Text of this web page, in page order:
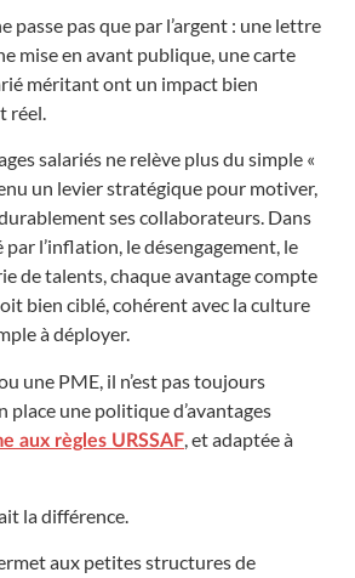
passe pas que par l’argent : une lettre
mise en avant publique, une carte
méritant ont un impact bien
réel.
salariés ne relève plus du simple «
un levier stratégique pour motiver,
ses collaborateurs. Dans
l’inflation, le désengagement, le
de talents, chaque avantage compte
bien ciblé, cohérent avec la culture
à déployer.
une PME, il n’est pas toujours
place une politique d’avantages
aux règles URSSAF , et adaptée à
la différence.
aux petites structures de